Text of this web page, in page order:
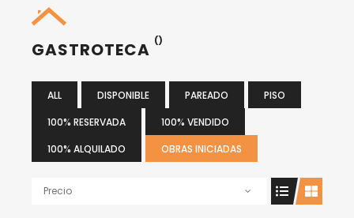
GASTROTECA ()
ALL DISPONIBLE PAREADO
PISO
100% RESERVADA
100% VENDIDO
100% ALQUILADO
OBRAS INICIADAS
Precio